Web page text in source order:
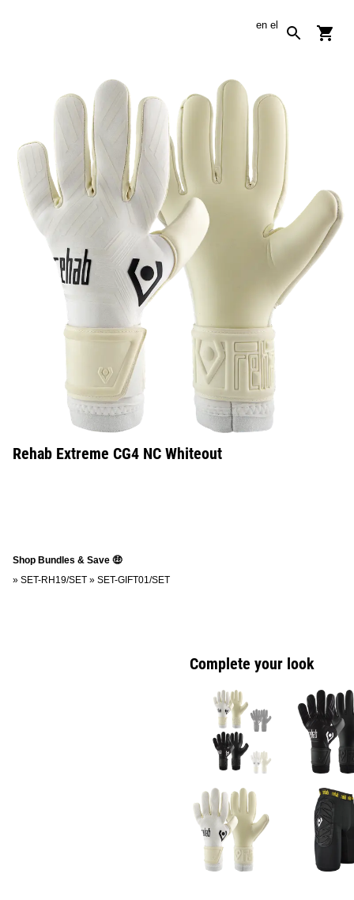
en el
Rehab Extreme CG4 NC Whiteout
Shop Bundles & Save 🤑
» SET-RH19/SET » SET-GIFT01/SET
Complete your look